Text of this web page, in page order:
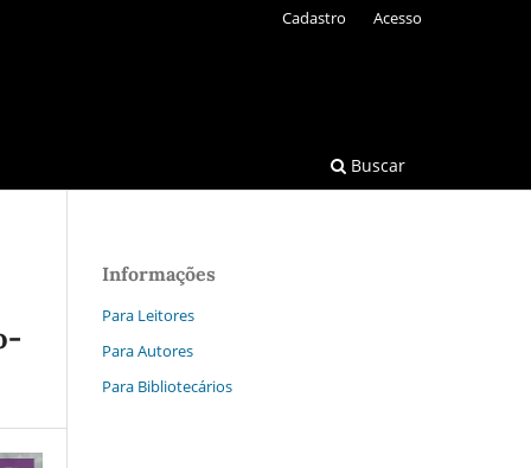
Buscar
Cadastro Acesso
Informações
Para Leitores
Para Autores
Para Bibliotecários